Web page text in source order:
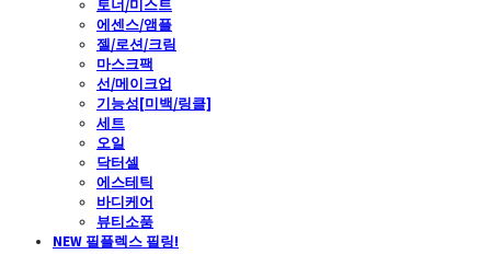
토너/미스트
에센스/앰플
젤/로션/크림
마스크팩
선/메이크업
기능성[미백/링클]
세트
오일
닥터셀
에스테틱
바디케어
뷰티소품
NEW 필플렉스 필링!